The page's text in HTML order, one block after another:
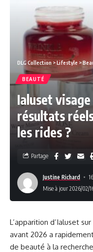
DLG Collection>Lifestyle >
BEAUTÉ
Ialuset
résultats
les rides ?
Justine Richard
Mise à jour 2026/02/
Partage
L’apparition d’Ialuset
avant 2026 a
de beauté à la